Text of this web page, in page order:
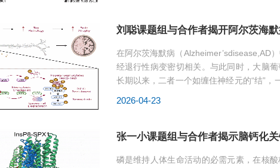
刘聪课题组与合作者揭开阿尔茨海
在阿尔茨海默病（Alzheimer’sdisease,AD
经退行性病变密切相关。与此同时，大脑
长期以来，二者一个如缠住神经元的“结”，
2026-04-23
张一小课题组与合作者揭示脑钙化
磷是维持人体生命活动的必需元素，在核